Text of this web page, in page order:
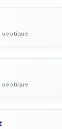
septique
septique